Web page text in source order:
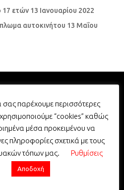
17 ετών 13 Ιανουαρίου 2022
αυτοκινήτου 13 Μαΐου
Σταυρουλάκης -
Stavroulakis
oogle
παρέχουμε περισσότερες
“cookies” καθώς
μέσα προκειμένου να
πληροφορίες σχετικά με τους
τόπων μας.
Ρυθμίσεις
Αποδοχή